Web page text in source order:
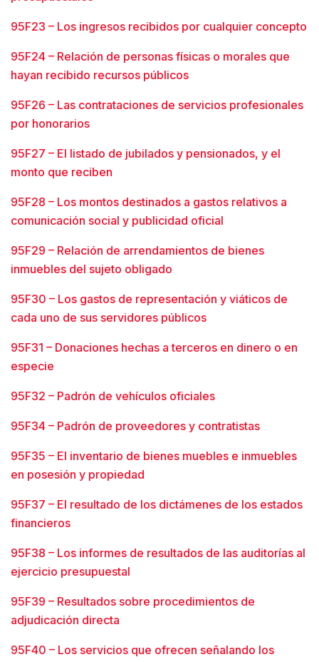
95F23 – Los ingresos recibidos por cualquier concepto
95F24 – Relación de personas físicas o morales que
hayan recibido recursos públicos
95F26 – Las contrataciones de servicios profesionales
por honorarios
95F27 – El listado de jubilados y pensionados, y el
monto que reciben
95F28 – Los montos destinados a gastos relativos a
comunicación social y publicidad oficial
95F29 – Relación de arrendamientos de bienes
inmuebles del sujeto obligado
95F30 – Los gastos de representación y viáticos de
cada uno de sus servidores públicos
95F31 – Donaciones hechas a terceros en dinero o en
especie
95F32 – Padrón de vehículos oficiales
95F34 – Padrón de proveedores y contratistas
95F35 – El inventario de bienes muebles e inmuebles
en posesión y propiedad
95F37 – El resultado de los dictámenes de los estados
financieros
95F38 – Los informes de resultados de las auditorías al
ejercicio presupuestal
95F39 – Resultados sobre procedimientos de
adjudicación directa
95F40 – Los servicios que ofrecen señalando los